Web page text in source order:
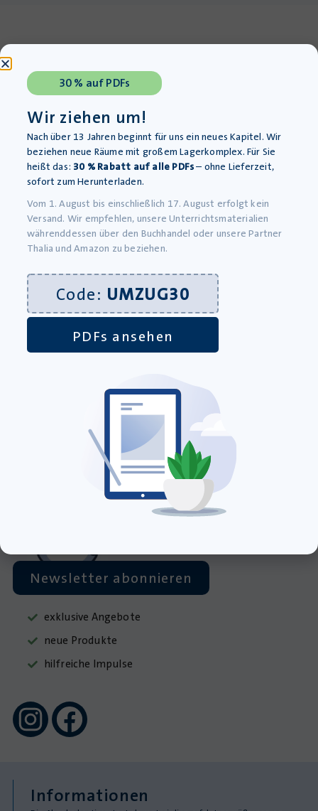
Mehr Raum für kreativen
Unterricht
Unsere Materialien finden Sie auch auf
diesen Plattformen:
Werkstatt für kreativen Unterricht
08395 93035
info@krapp-gutknecht.de
Sie erreichen unser Kundentelefon
Montag bis Freitag von 8:00 – 16:00 Uhr
Newsletter abonnieren
exklusive Angebote
neue Produkte
hilfreiche Impulse
Informationen
30 % auf PDFs
Wir ziehen um!
Nach über 13 Jahren beginnt für uns ein neues Kapitel. Wir
beziehen neue Räume mit großem Lagerkomplex. Für Sie
heißt das: 30 % Rabatt auf alle PDFs– ohne Lieferzeit,
sofort zum Herunterladen.
Vom 1. August bis einschließlich 17. August erfolgt kein
Versand. Wir empfehlen, unsere Unterrichtsmaterialien
währenddessen über den Buchhandel oder unsere Partner
Thalia und Amazon zu beziehen.
Code: UMZUG30
PDFs ansehen